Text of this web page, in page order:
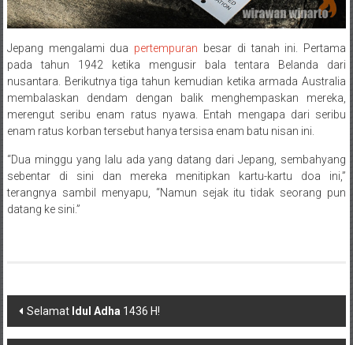
Jepang mengalami dua pertempuran besar di tanah ini. Pertama
pada tahun 1942 ketika mengusir bala tentara Belanda dari
nusantara. Berikutnya tiga tahun kemudian ketika armada Australia
membalaskan dendam dengan balik menghempaskan mereka,
merengut seribu enam ratus nyawa. Entah mengapa dari seribu
enam ratus korban tersebut hanya tersisa enam batu nisan ini.
“Dua minggu yang lalu ada yang datang dari Jepang, sembahyang
sebentar di sini dan mereka menitipkan kartu-kartu doa ini,”
terangnya sambil menyapu, “Namun sejak itu tidak seorang pun
datang ke sini.”
Post navigation
Selamat Idul Adha1436 H!